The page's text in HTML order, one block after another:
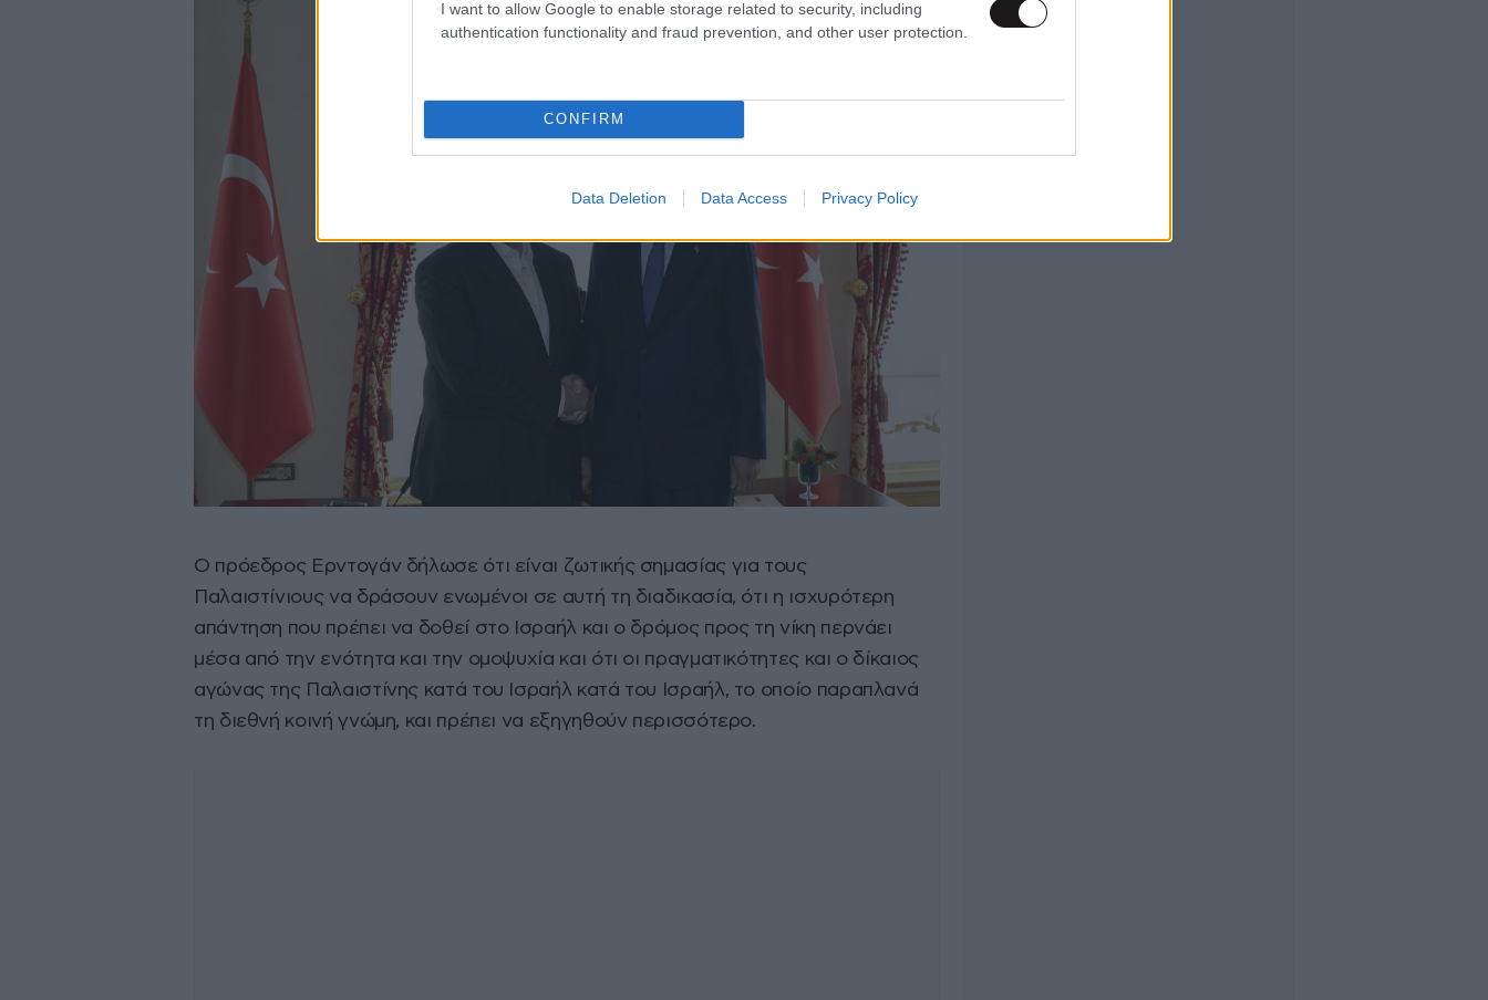
I want to allow Google to enable storage related to security, including
authentication functionality and fraud prevention, and other user protection.
CONFIRM
Data Deletion Data Access Privacy Policy
Ο πρόεδρος Ερντογάν δήλωσε ότι είναι ζωτικής σημασίας για τους
Παλαιστίνιους να δράσουν ενωμένοι σε αυτή τη διαδικασία, ότι η ισχυρότερη
απάντηση που πρέπει να δοθεί στο Ισραήλ και ο δρόμος προς τη νίκη περνάει
μέσα από την ενότητα και την ομοψυχία και ότι οι πραγματικότητες και ο δίκαιος
αγώνας της Παλαιστίνης κατά του Ισραήλ κατά του Ισραήλ, το οποίο παραπλανά
τη διεθνή κοινή γνώμη, και πρέπει να εξηγηθούν περισσότερο.